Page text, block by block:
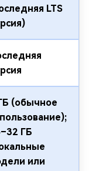
LTS
(обычное
ГБ
или